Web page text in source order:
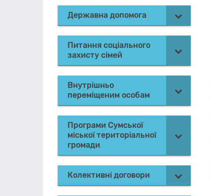
Державна допомога
Питання соціального
захисту сімей
Внутрішньо
переміщеним особам
Програми Сумської
міської територіальної
громади
Колективні договори